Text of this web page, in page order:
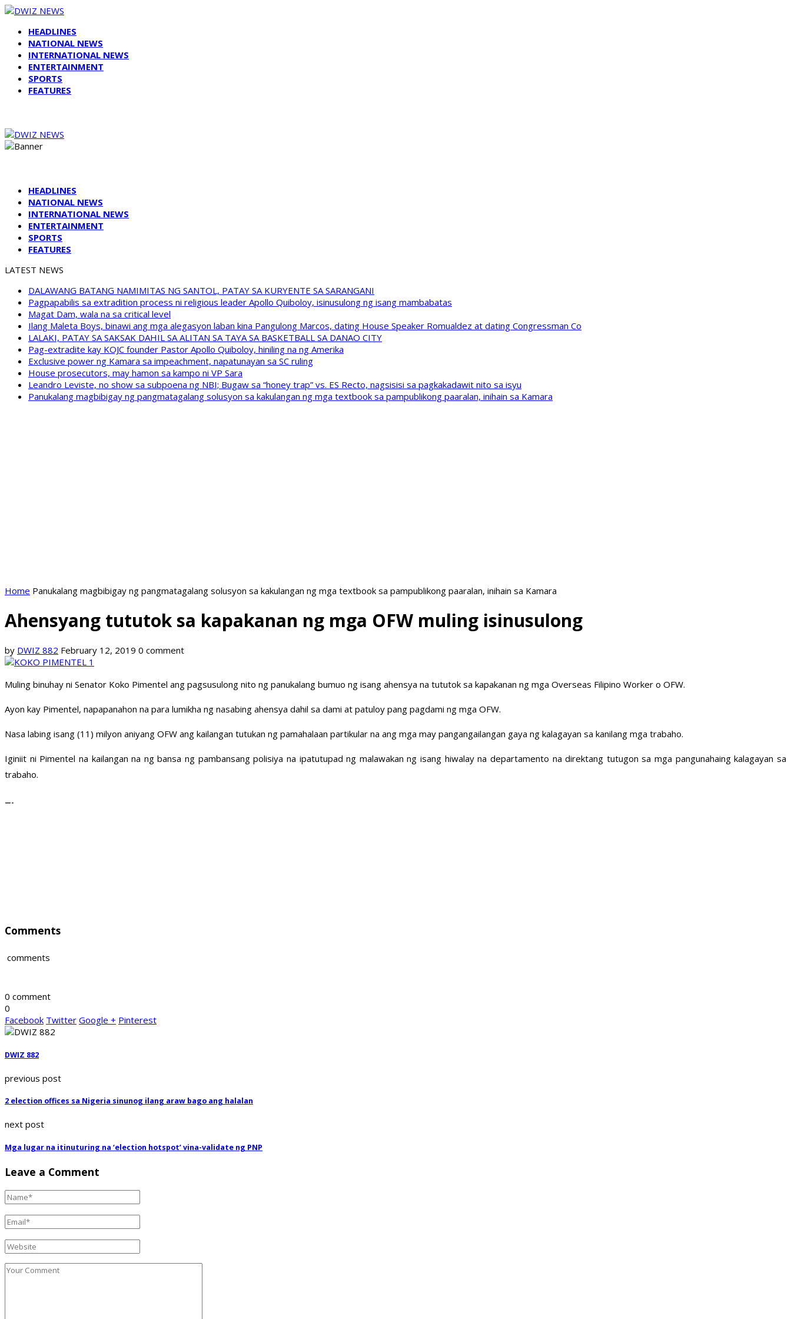
HEADLINES
NATIONAL NEWS
INTERNATIONAL NEWS
ENTERTAINMENT
SPORTS
FEATURES
HEADLINES
NATIONAL NEWS
INTERNATIONAL NEWS
ENTERTAINMENT
SPORTS
FEATURES
LATEST NEWS
DALAWANG BATANG NAMIMITAS NG SANTOL, PATAY SA KURYENTE SA SARANGANI
Pagpapabilis sa extradition process ni religious leader Apollo Quiboloy, isinusulong ng isang mambabatas
Magat Dam, wala na sa critical level
Ilang Maleta Boys, binawi ang mga alegasyon laban kina Pangulong Marcos, dating House Speaker Romualdez at dating Congressman Co
LALAKI, PATAY SA SAKSAK DAHIL SA ALITAN SA TAYA SA BASKETBALL SA DANAO CITY
Pag-extradite kay KOJC founder Pastor Apollo Quiboloy, hiniling na ng Amerika
Exclusive power ng Kamara sa impeachment, napatunayan sa SC ruling
House prosecutors, may hamon sa kampo ni VP Sara
Leandro Leviste, no show sa subpoena ng NBI; Bugaw sa “honey trap” vs. ES Recto, nagsisisi sa pagkakadawit nito sa isyu
Panukalang magbibigay ng pangmatagalang solusyon sa kakulangan ng mga textbook sa pampublikong paaralan, inihain sa Kamara
Home Panukalang magbibigay ng pangmatagalang solusyon sa kakulangan ng mga textbook sa pampublikong paaralan, inihain sa Kamara
Ahensyang tututok sa kapakanan ng mga OFW muling isinusulong
by DWIZ 882 February 12, 2019 0 comment
Muling binuhay ni Senator Koko Pimentel ang pagsusulong nito ng panukalang bumuo ng isang ahensya na tututok sa kapakanan ng mga Overseas Filipino Worker o OFW.
Ayon kay Pimentel, napapanahon na para lumikha ng nasabing ahensya dahil sa dami at patuloy pang pagdami ng mga OFW.
Nasa labing isang (11) milyon aniyang OFW ang kailangan tutukan ng pamahalaan partikular na ang mga may pangangailangan gaya ng kalagayan sa kanilang mga trabaho.
Iginiit ni Pimentel na kailangan na ng bansa ng pambansang polisiya na ipatutupad ng malawakan ng isang hiwalay na departamento na direktang tutugon sa mga pangunahaing kalagayan sa
trabaho.
—-
Comments
comments
0 comment
0
Facebook Twitter Google + Pinterest
DWIZ 882
previous post
2 election offices sa Nigeria sinunog ilang araw bago ang halalan
next post
Mga lugar na itinuturing na ‘election hotspot’ vina-validate ng PNP
Leave a Comment